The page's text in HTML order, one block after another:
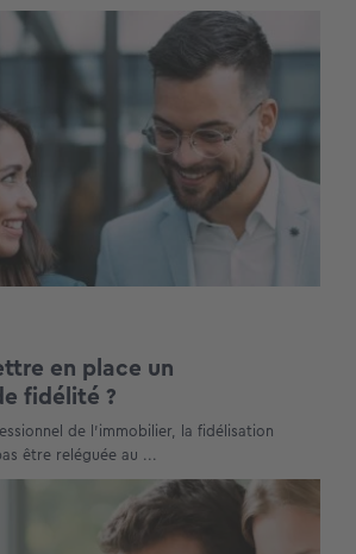
en place un
fidélité ?
de l’immobilier, la fidélisation
être reléguée au ...